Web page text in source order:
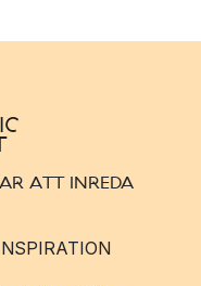
ATT INREDA